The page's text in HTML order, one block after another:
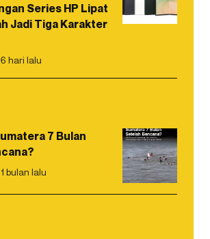
Series HP Lipat
Jadi Tiga Karakter
6 hari lalu
7 Bulan
1 bulan lalu